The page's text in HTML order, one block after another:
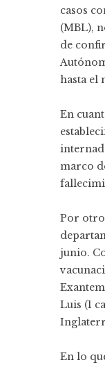
casos
(MBL),
de
hasta el
En
marco
Por otro
junio.
Luis (1
En lo